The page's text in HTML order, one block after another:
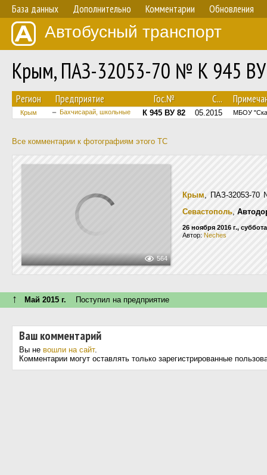
База данных Дополнительно Комментарии Обновления
Автобусный транспорт
Крым, ПАЗ-32053-70 № К 945
Регион Предприятие Гос.№ С...
Крым Бахчисарай, школьные К 945 ВУ 82 05.2015 МБОУ
Все комментарии к фотографиям этого ТС
564
Крым, ПАЗ-32053-70
Севастополь,
26 ноября 2016 г., суббота
Автор: Neches
↑ Май 2015 г. Поступил на предприятие
Ваш комментарий
Вы не вошли на сайт.
Комментарии могут оставлять только зарегистрированные